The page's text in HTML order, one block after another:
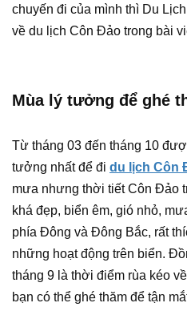
chuyến đi của mình thì Du Lịch
về du lịch Côn Đảo trong bài
Mùa lý tưởng để ghé
Từ tháng 03 đến tháng 10
tưởng nhất để đi du lịch Côn
mưa nhưng thời tiết Côn Đảo
khá đẹp, biển êm, gió nhỏ,
phía Đông và Đông Bắc, rất
những hoạt động trên biển.
tháng 9 là thời điểm rùa kéo
bạn có thể ghé thăm để tận